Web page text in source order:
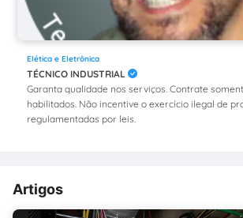
Elética e Eletrônica
TÉCNICO INDUSTRIAL
Garanta qualidade nos serviços. Contrate
habilitados. Não incentive o exercício ilegal de
regulamentadas por leis.
Artigos